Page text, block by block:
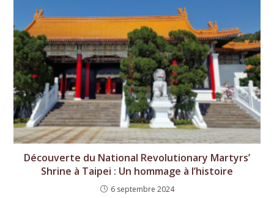
Découverte du National Revolutionary Martyrs’
Shrine à Taipei : Un hommage à l’histoire
6 septembre 2024